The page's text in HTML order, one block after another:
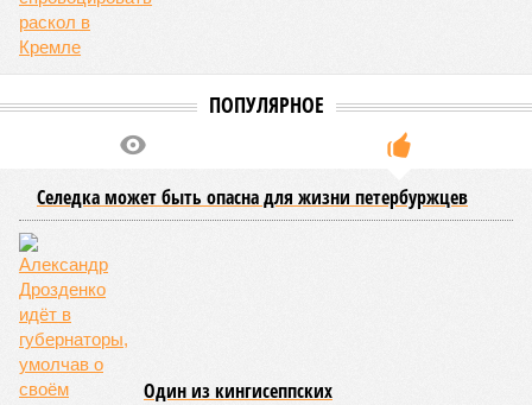
ПОПУЛЯРНОЕ
Селедка может быть опасна для жизни петербуржцев
Один из кингисеппских